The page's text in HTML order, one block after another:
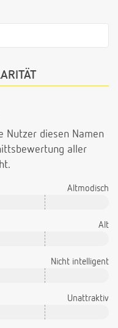
Nutzer diesen Namen
aller
Altmodisch
Alt
Nicht intelligent
Unattraktiv